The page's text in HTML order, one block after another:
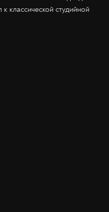
классической студийной